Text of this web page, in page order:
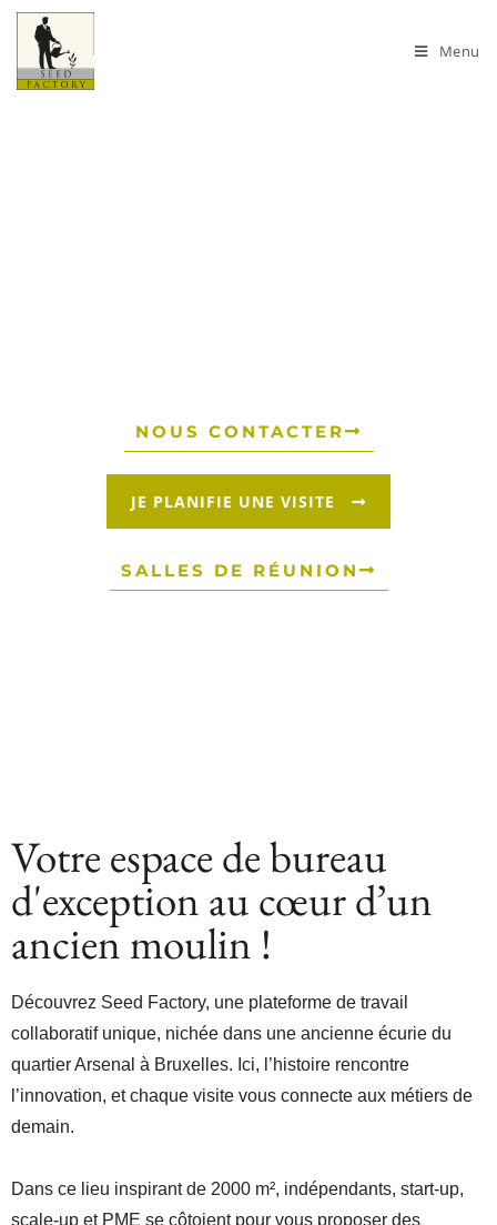
Menu
NOUS CONTACTER
JE PLANIFIE UNE VISITE
SALLES DE RÉUNION
Votre espace de bureau
d'exception au cœur d’un
ancien moulin !
Découvrez Seed Factory, une plateforme de travail
collaboratif unique, nichée dans une ancienne écurie du
quartier Arsenal à Bruxelles. Ici, l’histoire rencontre
l’innovation, et chaque visite vous connecte aux métiers de
demain.
Dans ce lieu inspirant de 2000 m², indépendants, start-up,
scale-up et PME se côtoient pour vous proposer des